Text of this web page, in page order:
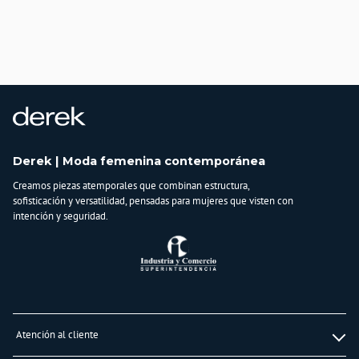
Lavar en máquina, no usar blanqueadores,lavar y secar con colores similares y
Composición:
9% elastano
Derek | Moda femenina contemporánea
Creamos piezas atemporales que combinan estructura,
sofisticación y versatilidad, pensadas para mujeres que visten con
intención y seguridad.
Atención al cliente